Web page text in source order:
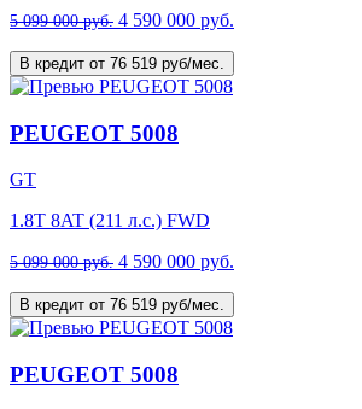
5 099 000 руб. 4 590 000 руб.
В кредит от 76 519 руб/мес.
PEUGEOT 5008
GT
1.8T 8AT (211 л.с.) FWD
5 099 000 руб. 4 590 000 руб.
В кредит от 76 519 руб/мес.
PEUGEOT 5008